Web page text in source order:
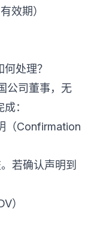
效期）
处理？
公司董事，无
：
（Confirmation
若确认声明到
）